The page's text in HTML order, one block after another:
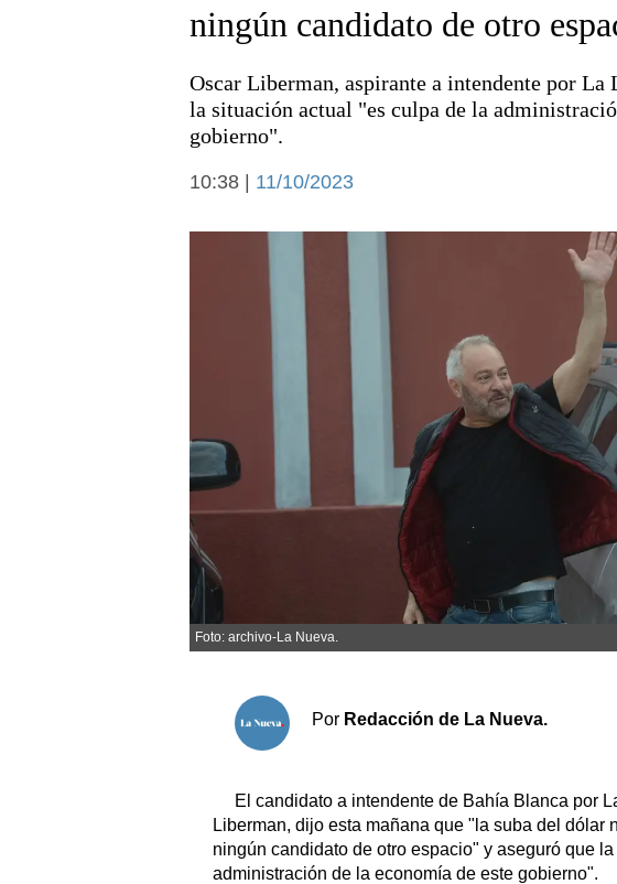
Seguridad
Deportes
Escenario
Economía y campo
Economía y
Con el campo
Espacio
Sociedad
Tecnología
Turismo
Cartón Lleno
Clasificados
Suplementos
Servicios
Loterías
Datos Útiles
Fúnebres
ningún candidato de otro
Oscar Liberman, aspirante a intendente por La
la situación actual "es culpa de la
gobierno".
10:38 | 11/10/2023
Foto: archivo-La Nueva.
Por Redacción de La Nueva.
El candidato a intendente de Bahía Blanca por
Liberman, dijo esta mañana que "la suba del dólar
ningún candidato de otro espacio" y aseguró que
administración de la economía de este gobierno".